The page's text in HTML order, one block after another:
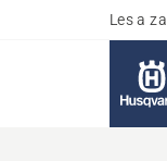
Les a